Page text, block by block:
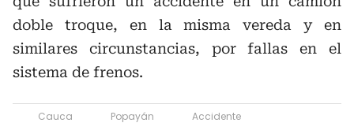
doble troque, en la misma vereda y en
similares circunstancias, por fallas en el
sistema de frenos.
Cauca Popayán
Accidente